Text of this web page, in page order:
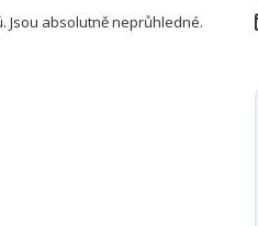
Jsou absolutně neprůhledné.